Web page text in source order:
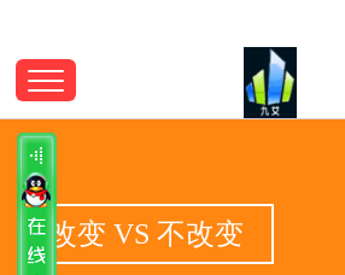
改变 VS 不改变